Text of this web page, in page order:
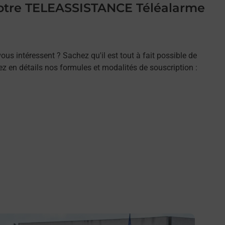
TELEASSISTANCE Téléalarme
intéressent ? Sachez qu'il est tout à fait possible de
en détails nos formules et modalités de souscription :